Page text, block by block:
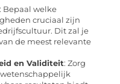
: Bepaal welke
cruciaal zijn
Dit zal je
de meest relevante
en Validiteit: Zorg
wetenschappelijk